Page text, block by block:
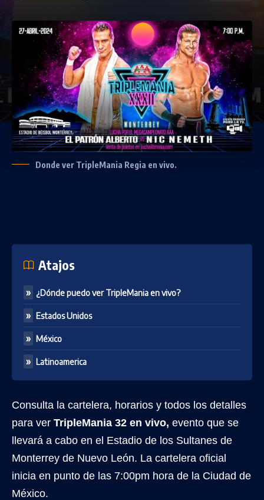
Donde ver TripleMania Regia en vivo.
Atajos
¿Dónde puedo ver TripleMania en vivo?
Estados Unidos
México
Latinoamerica
Consulta la cartelera, horarios y todos los detalles
para ver TripleMania 32 en vivo, evento que se
llevará a cabo en el Estadio de los Sultanes de
Monterrey de Nuevo León. La cartelera oficial
inicia en punto de las 7:00pm hora de la Ciudad de
México.